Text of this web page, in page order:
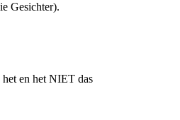
Gesichter).
en het NIET das